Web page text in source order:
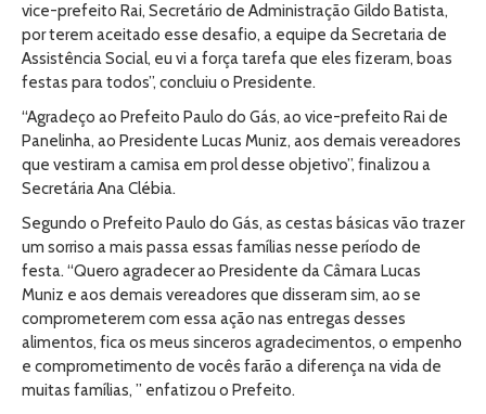
vice-prefeito Rai, Secretário de Administração Gildo Batista,
por terem aceitado esse desafio, a equipe da Secretaria de
Assistência Social, eu vi a força tarefa que eles fizeram, boas
festas para todos”, concluiu o Presidente.
“Agradeço ao Prefeito Paulo do Gás, ao vice-prefeito Rai de
Panelinha, ao Presidente Lucas Muniz, aos demais vereadores
que vestiram a camisa em prol desse objetivo”, finalizou a
Secretária Ana Clébia.
Segundo o Prefeito Paulo do Gás, as cestas básicas vão trazer
um sorriso a mais passa essas famílias nesse período de
festa. “Quero agradecer ao Presidente da Câmara Lucas
Muniz e aos demais vereadores que disseram sim, ao se
comprometerem com essa ação nas entregas desses
alimentos, fica os meus sinceros agradecimentos, o empenho
e comprometimento de vocês farão a diferença na vida de
muitas famílias, ” enfatizou o Prefeito.